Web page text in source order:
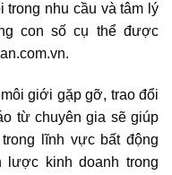
trong nhu cầu và tâm lý
con số cụ thể được
giới gặp gỡ, trao đổi
từ chuyên gia sẽ giúp
lĩnh vực bất động
lược kinh doanh trong